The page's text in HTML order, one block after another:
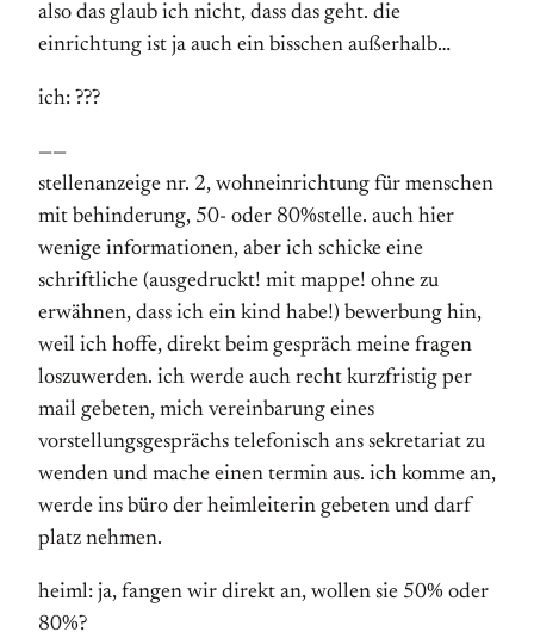
also das glaub ich nicht, dass das geht. die
einrichtung ist ja auch ein bisschen außerhalb…
ich: ???
——
stellenanzeige nr. 2, wohneinrichtung für menschen
mit behinderung, 50- oder 80%stelle. auch hier
wenige informationen, aber ich schicke eine
schriftliche (ausgedruckt! mit mappe! ohne zu
erwähnen, dass ich ein kind habe!) bewerbung hin,
weil ich hoffe, direkt beim gespräch meine fragen
loszuwerden. ich werde auch recht kurzfristig per
mail gebeten, mich vereinbarung eines
vorstellungsgesprächs telefonisch ans sekretariat zu
wenden und mache einen termin aus. ich komme an,
werde ins büro der heimleiterin gebeten und darf
platz nehmen.
heiml: ja, fangen wir direkt an, wollen sie 50% oder
80%?